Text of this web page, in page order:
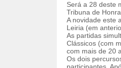
Será a 28 deste
Tribuna de
A novidade este
Leiria (em
As partidas
Clássicos (com
com mais de 20
Os dois